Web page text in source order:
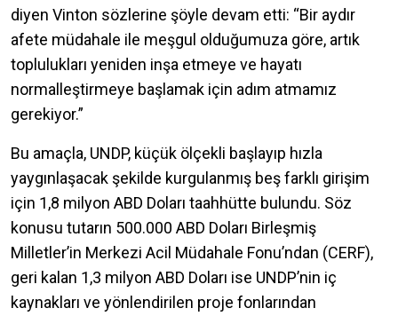
diyen Vinton sözlerine şöyle devam etti: “Bir aydır
afete müdahale ile meşgul olduğumuza göre, artık
toplulukları yeniden inşa etmeye ve hayatı
normalleştirmeye başlamak için adım atmamız
gerekiyor.”
Bu amaçla, UNDP, küçük ölçekli başlayıp hızla
yaygınlaşacak şekilde kurgulanmış beş farklı girişim
için 1,8 milyon ABD Doları taahhütte bulundu. Söz
konusu tutarın 500.000 ABD Doları Birleşmiş
Milletler’in Merkezi Acil Müdahale Fonu’ndan (CERF),
geri kalan 1,3 milyon ABD Doları ise UNDP’nin iç
kaynakları ve yönlendirilen proje fonlarından